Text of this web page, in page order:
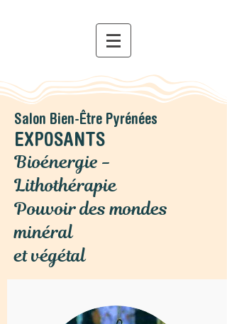
Salon Bien-Être Pyrénées
EXPOSANTS
Bioénergie -
Lithothérapie
Pouvoir des mondes
minéral
et végétal